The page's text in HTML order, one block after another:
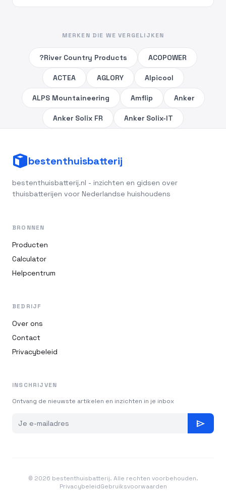
MERKEN DIE WE VERGELIJKEN
?River Country Products ACOPOWER
ACTEA AGLORY Alpicool
ALPS Mountaineering Amflip Anker
Anker Solix FR Anker Solix-IT
bestenthuisbatterij
bestenthuisbatterij.nl - inzichten en gidsen over
thuisbatterijen voor Nederlandse huishoudens
BRONNEN
Producten
Calculator
Helpcentrum
BEDRIJF
Over ons
Contact
Privacybeleid
INSCHRIJVEN
Ontvang de nieuwste artikelen en inzichten in je inbox
send
© 2026 bestenthuisbatterij. Alle rechten voorbehouden.
PrivacybeleidGebruiksvoorwaarden